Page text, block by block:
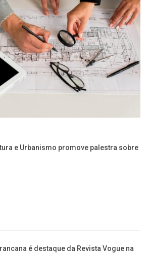
e Urbanismo promove palestra sobre
é destaque da Revista Vogue na